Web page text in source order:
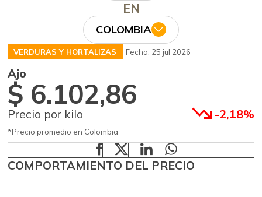
EN
COLOMBIA
VERDURAS Y HORTALIZAS Fecha: 25 jul 2026
Ajo
$ 6.102,86
Precio por kilo -2,18%
*Precio promedio en Colombia
COMPORTAMIENTO DEL PRECIO